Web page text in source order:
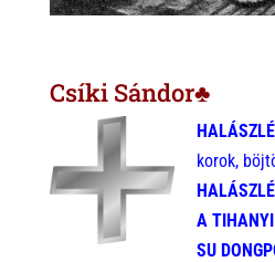
Csíki Sándor♣
H
korok,
A TIHANYI
SU